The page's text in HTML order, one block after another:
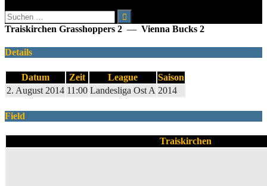
Suchen
nach:
Traiskirchen Grasshoppers 2 — Vienna Bucks 2
Details
Datum Zeit League
Saison
2. August 2014 11:00 Landesliga Ost A 2014
Field
Traiskirchen